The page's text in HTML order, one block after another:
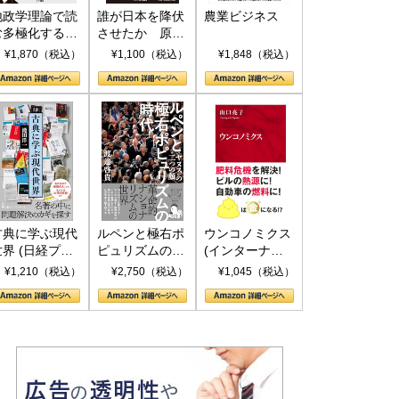
政学理論で読
多極化する世
トランプと
¥1,870（税込）
誰が日本を降伏
させたか 原爆
投下、ソ連参
(PHP新書)
¥1,100（税込）
農業ビジネス
¥1,848（税込）
典に学ぶ現代
界 (日経プレ
アシリーズ)
¥1,210（税込）
ルペンと極右ポ
ピュリズムの時
代：〈ヤヌス〉
¥2,750（税込）
ウンコノミクス
(インターナシ
ョナル新書)
¥1,045（税込）